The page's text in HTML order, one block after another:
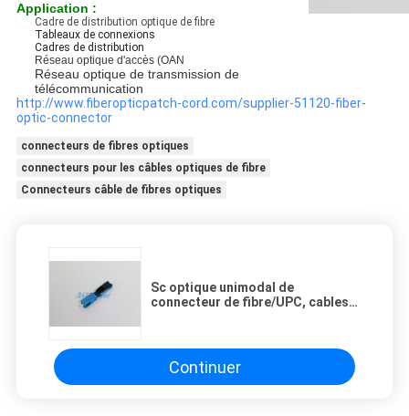
Application :
Cadre de distribution optique de fibre
Tableaux de connexions
Cadres de distribution
Réseau optique d'accès (OAN
Réseau optique de transmission de
télécommunication
http://www.fiberopticpatch-cord.com/supplier-51120-fiber-
optic-connector
connecteurs de fibres optiques
connecteurs pour les câbles optiques de fibre
Connecteurs câble de fibres optiques
Sc optique unimodal de
connecteur de fibre/UPC, cables
Continuer